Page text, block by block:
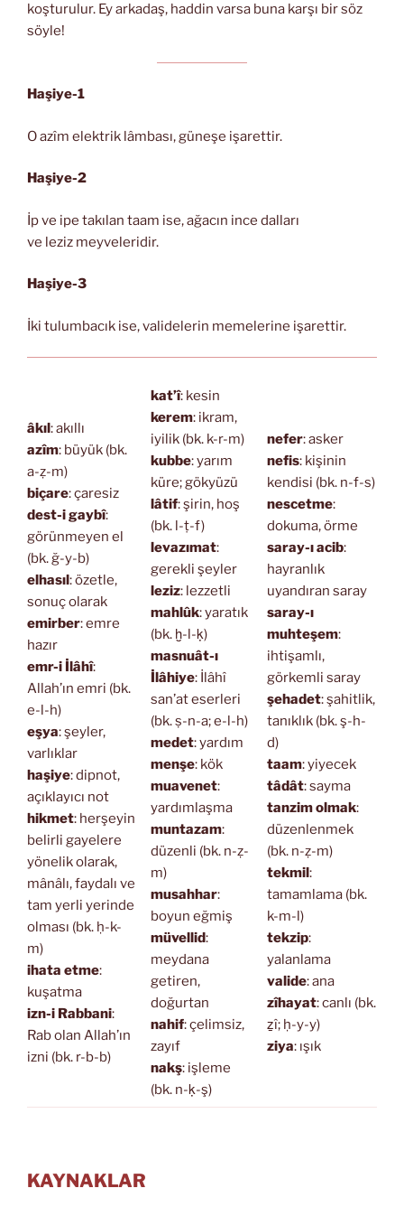
koşturulur. Ey arkadaş, haddin varsa buna karşı bir söz
söyle!
Haşiye-1
O azîm elektrik lâmbası, güneşe işarettir.
Haşiye-2
İp ve ipe takılan taam ise, ağacın ince dalları
ve leziz meyveleridir.
Haşiye-3
İki tulumbacık ise, validelerin memelerine işarettir.
âkıl: akıllı
azîm: büyük (bk.
a-ẓ-m)
biçare: çaresiz
dest-i gaybî:
görünmeyen el
(bk. ğ-y-b)
elhasıl: özetle,
sonuç olarak
emirber: emre
hazır
emr-i İlâhî:
Allah’ın emri (bk.
e-l-h)
eşya: şeyler,
varlıklar
haşiye: dipnot,
açıklayıcı not
hikmet: herşeyin
belirli gayelere
yönelik olarak,
mânâlı, faydalı ve
tam yerli yerinde
olması (bk. ḥ-k-
m)
ihata etme:
kuşatma
izn-i Rabbani:
Rab olan Allah’ın
izni (bk. r-b-b)
kat’î: kesin
kerem: ikram,
iyilik (bk. k-r-m)
kubbe: yarım
küre; gökyüzü
lâtif: şirin, hoş
(bk. l-ṭ-f)
levazımat:
gerekli şeyler
leziz: lezzetli
mahlûk: yaratık
(bk. ḫ-l-ḳ)
masnuât-ı
İlâhiye: İlâhî
san’at eserleri
(bk. ṣ-n-a; e-l-h)
medet: yardım
menşe: kök
muavenet:
yardımlaşma
muntazam:
düzenli (bk. n-ẓ-
m)
musahhar:
boyun eğmiş
müvellid:
meydana
getiren,
doğurtan
nahif: çelimsiz,
zayıf
nakş: işleme
(bk. n-ḳ-ş)
nefer: asker
nefis: kişinin
kendisi (bk. n-f-s)
nescetme:
dokuma, örme
saray-ı acib:
hayranlık
uyandıran saray
saray-ı
muhteşem:
ihtişamlı,
görkemli saray
şehadet: şahitlik,
tanıklık (bk. ş-h-
d)
taam: yiyecek
tâdât: sayma
tanzim olmak:
düzenlenmek
(bk. n-ẓ-m)
tekmil:
tamamlama (bk.
k-m-l)
tekzip:
yalanlama
valide: ana
zîhayat: canlı (bk.
ẕî; ḥ-y-y)
ziya: ışık
KAYNAKLAR